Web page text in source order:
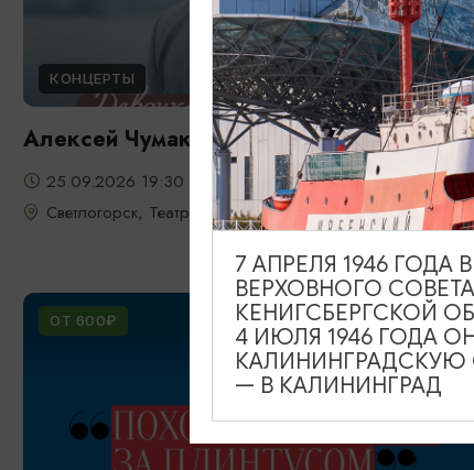
КОНЦЕРТЫ
Алексей Чумаков
25.09.2026 19:30
Светлогорск, Театр эстрады «Янтарь-холл»
ОТ 600₽
7 АПРЕЛЯ 1946
ВЕРХОВНОГО
КЕНИГСБЕРГСКОЙ
4 ИЮЛЯ 1946 ГОДА
КАЛИНИНГРАДСКУЮ
— В КАЛИНИНГРАД